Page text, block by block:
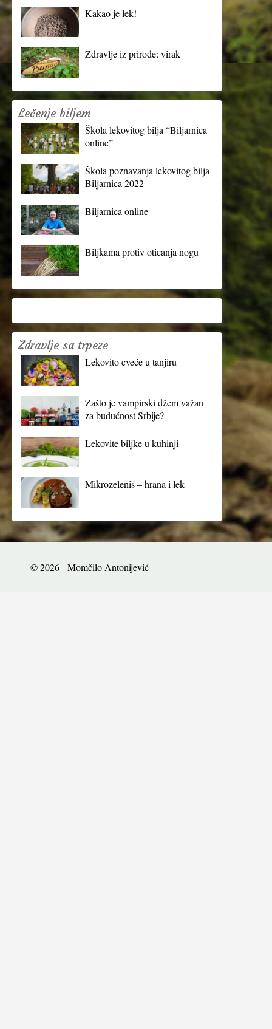
Kakao je lek!
Zdravlje iz prirode: virak
Lečenje biljem
Škola lekovitog bilja “Biljarnica
online”
Škola poznavanja lekovitog bilja
Biljarnica 2022
Biljarnica online
Biljkama protiv oticanja nogu
Zdravlje sa trpeze
Lekovito cveće u tanjiru
Zašto je vampirski džem važan
za budućnost Srbije?
Lekovite biljke u kuhinji
Mikrozeleniš – hrana i lek
© 2026 - Momčilo Antonijević